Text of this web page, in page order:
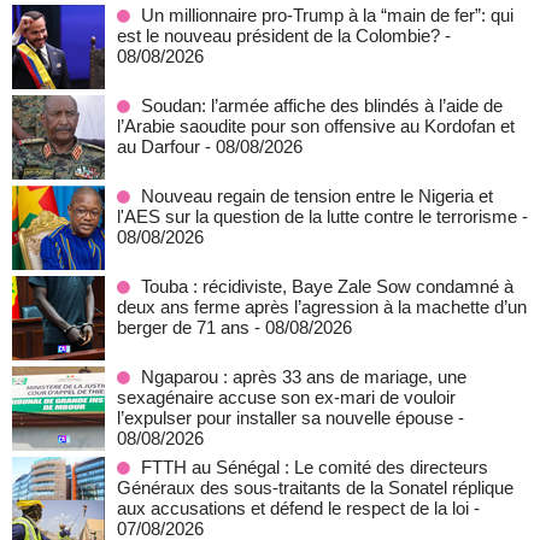
Un millionnaire pro-Trump à la “main de fer”: qui
est le nouveau président de la Colombie? -
08/08/2026
Soudan: l’armée affiche des blindés à l’aide de
l’Arabie saoudite pour son offensive au Kordofan et
au Darfour - 08/08/2026
Nouveau regain de tension entre le Nigeria et
l'AES sur la question de la lutte contre le terrorisme -
08/08/2026
Touba : récidiviste, Baye Zale Sow condamné à
deux ans ferme après l’agression à la machette d’un
berger de 71 ans - 08/08/2026
Ngaparou : après 33 ans de mariage, une
sexagénaire accuse son ex-mari de vouloir
l’expulser pour installer sa nouvelle épouse -
08/08/2026
FTTH au Sénégal : Le comité des directeurs
Généraux des sous-traitants de la Sonatel réplique
aux accusations et défend le respect de la loi -
07/08/2026